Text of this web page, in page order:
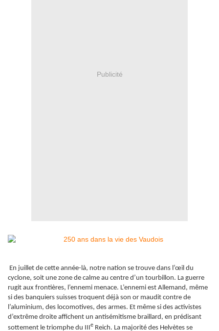
Publicité
En juillet de cette année-là, notre nation se trouve dans l’œil du
cyclone, soit une zone de calme au centre d’un tourbillon. La guerre
rugit aux frontières, l’ennemi menace. L’ennemi est Allemand, même
si des banquiers suisses troquent déjà son or maudit contre de
l’aluminium, des locomotives, des armes. Et même si des activistes
d’extrême droite affichent un antisémitisme braillard, en prédisant
sottement le triomphe du IIIe Reich. La majorité des Helvètes se